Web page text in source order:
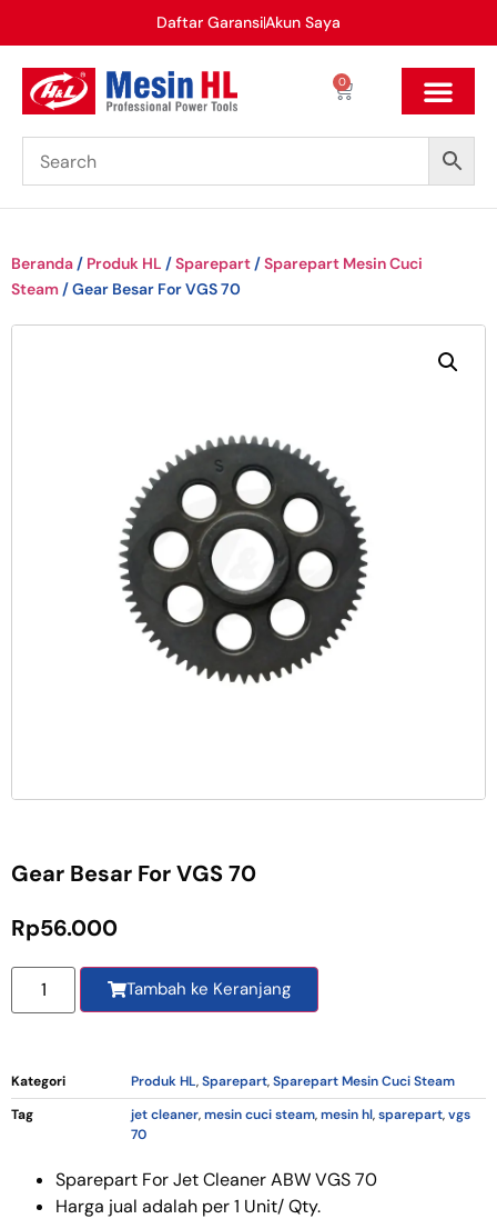
Daftar GaransiAkun Saya
0
Beranda / Produk HL /Sparepart /Sparepart Mesin Cuci
Steam / Gear Besar For VGS 70
Gear Besar For VGS 70
Rp56.000
Tambah ke Keranjang
Kategori Produk HL,Sparepart,Sparepart Mesin Cuci Steam
Tag
jet cleaner,mesin cuci steam,mesin hl,sparepart,vgs
70
Sparepart For Jet Cleaner ABW VGS 70
Harga jual adalah per 1 Unit/ Qty.